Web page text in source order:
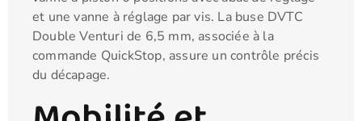
et une vanne à réglage par vis. La buse DVTC
Double Venturi de 6,5 mm, associée à la
commande QuickStop, assure un contrôle précis
du décapage.